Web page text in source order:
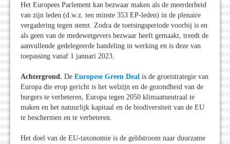
Het Europees Parlement kan bezwaar maken als de meerderheid
van zijn leden (d.w.z. ten minste 353 EP-leden) in de plenaire
vergadering tegen stemt. Zodra de toetsingsperiode voorbij is en
als geen van de medewetgevers bezwaar heeft gemaakt, treedt de
aanvullende gedelegeerde handeling in werking en is deze van
toepassing vanaf 1 januari 2023.
Achtergrond. De Europese Green Deal is de groeistrategie van
Europa die erop gericht is het welzijn en de gezondheid van de
burgers te verbeteren, Europa tegen 2050 klimaatneutraal te
maken en het natuurlijk kapitaal en de biodiversiteit van de EU
te beschermen en te verbeteren.
Het doel van de EU-taxonomie is de geldstroom naar duurzame